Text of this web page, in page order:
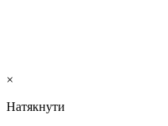
×
Натякнути